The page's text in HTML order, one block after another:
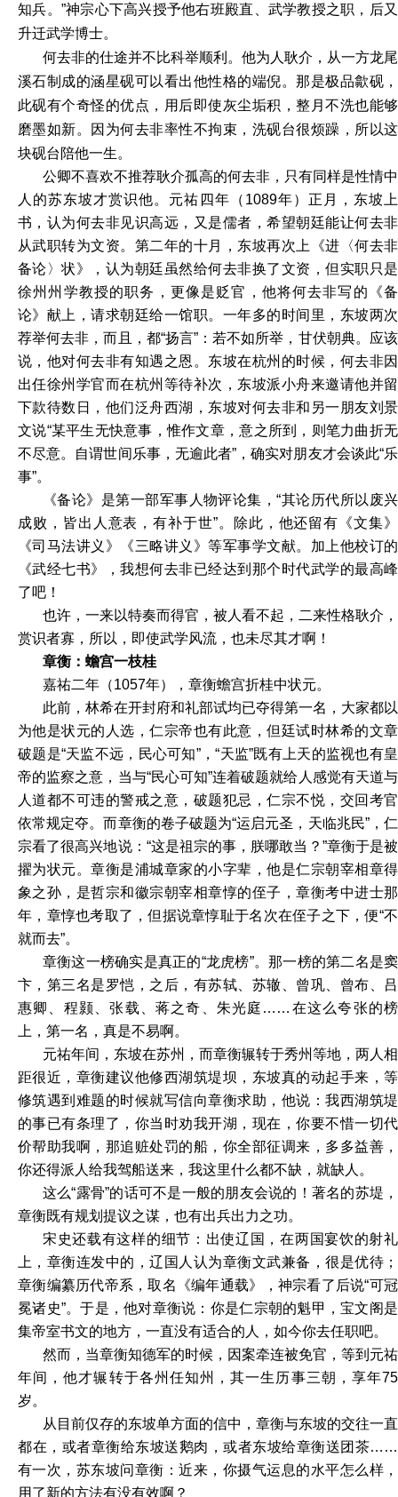
知兵。”神宗心下高兴授予他右班殿直、武学教授之职，后又
升迁武学博士。
何去非的仕途并不比科举顺利。他为人耿介，从一方龙尾
溪石制成的涵星砚可以看出他性格的端倪。那是极品歙砚，
此砚有个奇怪的优点，用后即使灰尘垢积，整月不洗也能够
磨墨如新。因为何去非率性不拘束，洗砚台很烦躁，所以这
块砚台陪他一生。
公卿不喜欢不推荐耿介孤高的何去非，只有同样是性情中
人的苏东坡才赏识他。元祐四年（1089年）正月，东坡上
书，认为何去非见识高远，又是儒者，希望朝廷能让何去非
从武职转为文资。第二年的十月，东坡再次上《进〈何去非
备论〉状》，认为朝廷虽然给何去非换了文资，但实职只是
徐州州学教授的职务，更像是贬官，他将何去非写的《备
论》献上，请求朝廷给一馆职。一年多的时间里，东坡两次
荐举何去非，而且，都“扬言”：若不如所举，甘伏朝典。应该
说，他对何去非有知遇之恩。东坡在杭州的时候，何去非因
出任徐州学官而在杭州等待补次，东坡派小舟来邀请他并留
下款待数日，他们泛舟西湖，东坡对何去非和另一朋友刘景
文说“某平生无快意事，惟作文章，意之所到，则笔力曲折无
不尽意。自谓世间乐事，无逾此者”，确实对朋友才会谈此“乐
事”。
《备论》是第一部军事人物评论集，“其论历代所以废兴
成败，皆出人意表，有补于世”。除此，他还留有《文集》
《司马法讲义》《三略讲义》等军事学文献。加上他校订的
《武经七书》，我想何去非已经达到那个时代武学的最高峰
了吧！
也许，一来以特奏而得官，被人看不起，二来性格耿介，
赏识者寡，所以，即使武学风流，也未尽其才啊！
章衡：蟾宫一枝桂
嘉祐二年（1057年），章衡蟾宫折桂中状元。
此前，林希在开封府和礼部试均已夺得第一名，大家都以
为他是状元的人选，仁宗帝也有此意，但廷试时林希的文章
破题是“天监不远，民心可知”，“天监”既有上天的监视也有皇
帝的监察之意，当与“民心可知”连着破题就给人感觉有天道与
人道都不可违的警戒之意，破题犯忌，仁宗不悦，交回考官
依常规定夺。而章衡的卷子破题为“运启元圣，天临兆民”，仁
宗看了很高兴地说：“这是祖宗的事，朕哪敢当？”章衡于是被
擢为状元。章衡是浦城章家的小字辈，他是仁宗朝宰相章得
象之孙，是哲宗和徽宗朝宰相章惇的侄子，章衡考中进士那
年，章惇也考取了，但据说章惇耻于名次在侄子之下，便“不
就而去”。
章衡这一榜确实是真正的“龙虎榜”。那一榜的第二名是窦
卞，第三名是罗恺，之后，有苏轼、苏辙、曾巩、曾布、吕
惠卿、程颢、张载、蒋之奇、朱光庭……在这么夸张的榜
上，第一名，真是不易啊。
元祐年间，东坡在苏州，而章衡辗转于秀州等地，两人相
距很近，章衡建议他修西湖筑堤坝，东坡真的动起手来，等
修筑遇到难题的时候就写信向章衡求助，他说：我西湖筑堤
的事已有条理了，你当时劝我开湖，现在，你要不惜一切代
价帮助我啊，那追赃处罚的船，你全部征调来，多多益善，
你还得派人给我驾船送来，我这里什么都不缺，就缺人。
这么“露骨”的话可不是一般的朋友会说的！著名的苏堤，
章衡既有规划提议之谋，也有出兵出力之功。
宋史还载有这样的细节：出使辽国，在两国宴饮的射礼
上，章衡连发中的，辽国人认为章衡文武兼备，很是优待；
章衡编纂历代帝系，取名《编年通载》，神宗看了后说“可冠
冕诸史”。于是，他对章衡说：你是仁宗朝的魁甲，宝文阁是
集帝室书文的地方，一直没有适合的人，如今你去任职吧。
然而，当章衡知德军的时候，因案牵连被免官，等到元祐
年间，他才辗转于各州任知州，其一生历事三朝，享年75
岁。
从目前仅存的东坡单方面的信中，章衡与东坡的交往一直
都在，或者章衡给东坡送鹅肉，或者东坡给章衡送团茶……
有一次，苏东坡问章衡：近来，你摄气运息的水平怎么样，
用了新的方法有没有效啊？